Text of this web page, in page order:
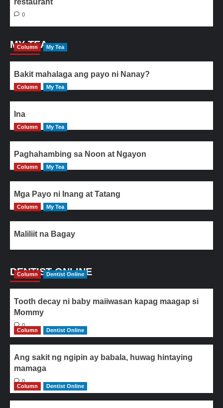
restaurant
0
MY TEA
Column My Tea
Bakit mahalaga ang payo ni Nanay?
Column My Tea
Ina
Column My Tea
Paghahambing sa Noon at Ngayon
Column My Tea
Mga Payo ni Inang at Tatang
Column My Tea
Maliliit na Bagay
DENTIST ONLINE
Column Dentist Online
Tooth decay ni baby maiiwasan kapag maagap si
Mommy
0
Column
Dentist Online
Ang sakit ng ngipin ay babala, huwag hintaying
mamaga
0
Column
Dentist Online